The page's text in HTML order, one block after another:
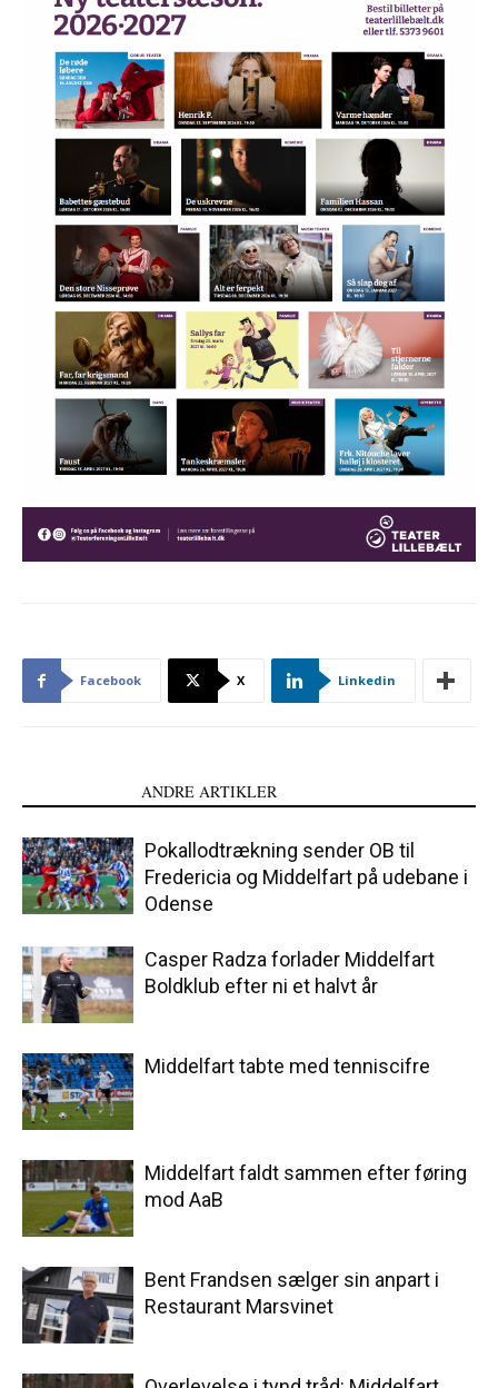
Facebook X Linkedin
ANDRE ARTIKLER
Pokallodtrækning sender OB til
Fredericia og Middelfart på udebane i
Odense
Casper Radza forlader Middelfart
Boldklub efter ni et halvt år
Middelfart tabte med tenniscifre
Middelfart faldt sammen efter føring
mod AaB
Bent Frandsen sælger sin anpart i
Restaurant Marsvinet